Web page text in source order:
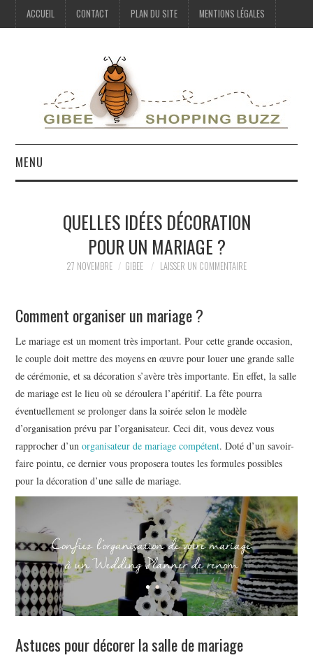
ACCUEIL CONTACT PLAN DU SITE MENTIONS LÉGALES
MENU
LOISIRS
SHOPPING
ENTREPRISE ET
INDUSTRIE
QUELLES IDÉES DÉCORATION
POUR UN MARIAGE ?
27 NOVEMBRE GIBEE LAISSER UN COMMENTAIRE
Comment organiser un mariage ?
Le mariage est un moment très important. Pour cette grande occasion,
le couple doit mettre des moyens en œuvre pour louer une grande salle
de cérémonie, et sa décoration s’avère très importante. En effet, la salle
de mariage est le lieu où se déroulera l’apéritif. La fête pourra
éventuellement se prolonger dans la soirée selon le modèle
d’organisation prévu par l’organisateur. Ceci dit, vous devez vous
rapprocher d’unorganisateur de mariage compétent. Doté d’un savoir-
faire pointu, ce dernier vous proposera toutes les formules possibles
pour la décoration d’une salle de mariage.
Astuces pour décorer la salle de mariage